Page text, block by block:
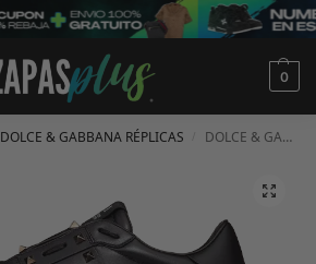
0
DOLCE & GABBANA RÉPLICAS DOLCE & GABBANA TACHUELAS ACABADO RUTENIO NEGRAS